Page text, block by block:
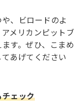
、ビロードのよ
メリカンピットブ
す。ぜひ、こまめ
あげてください
ェック